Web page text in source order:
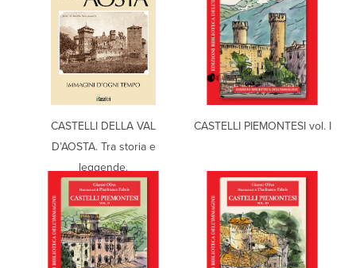
CASTELLI DELLA VAL
D’AOSTA. Tra storia e
leggende.
CASTELLI PIEMONTESI vol. I